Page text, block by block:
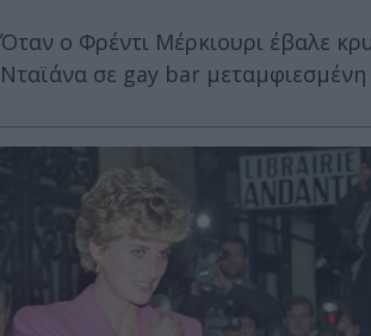
Όταν ο Φρέντι Μέρκιουρι έβαλε
Νταϊάνα σε gay bar